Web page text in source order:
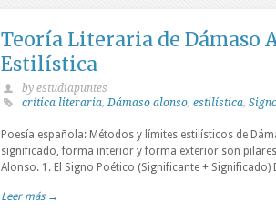
Teoría Literaria de Dámaso
Estilística
by estudiapuntes
crítica literaria,Dámaso alonso, estilística,
Poesía española: Métodos y límites estilísticos de
significado, forma interior y forma exterior son
Alonso. 1. El Signo Poético (Significante +
Leer más →